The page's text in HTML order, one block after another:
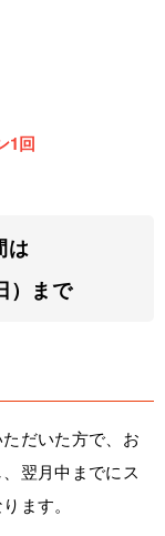
1回
は
）まで
だいた方で、お
翌月中までにス
ます。